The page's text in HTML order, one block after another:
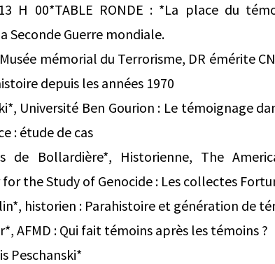
00*TABLE RONDE : *La place du
Seconde Guerre mondiale.
mémorial du Terrorisme, DR émérite
depuis les années 1970
Université Ben Gourion : Le témoignage
: étude de cas
de Bollardière*, Historienne, The
the Study of Genocide : Les collectes
historien : Parahistoire et génération de
AFMD : Qui fait témoins après les témoins ?
Peschanski*